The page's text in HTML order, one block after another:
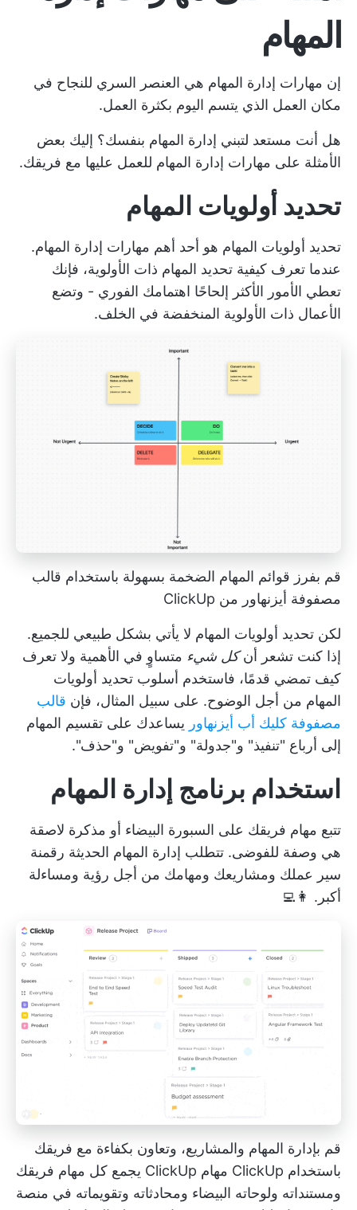
المهام
إن مهارات إدارة المهام هي العنصر السري للنجاح في
مكان العمل الذي يتسم اليوم بكثرة العمل.
هل أنت مستعد لتبني إدارة المهام بنفسك؟ إليك بعض
الأمثلة على مهارات إدارة المهام للعمل عليها مع فريقك.
تحديد أولويات المهام
تحديد أولويات المهام هو أحد أهم مهارات إدارة المهام.
عندما تعرف كيفية تحديد المهام ذات الأولوية، فإنك
تعطي الأمور الأكثر إلحاحًا اهتمامك الفوري - وتضع
الأعمال ذات الأولوية المنخفضة في الخلف.
قم بفرز قوائم المهام الضخمة بسهولة باستخدام قالب
مصفوفة أيزنهاور من ClickUp
لكن تحديد أولويات المهام لا يأتي بشكل طبيعي للجميع.
إذا كنت تشعر أنكل شيء متساوٍ في الأهمية ولا تعرف
كيف تمضي قدمًا، فاستخدم أسلوب تحديد أولويات
المهام من أجل الوضوح. على سبيل المثال، فإن قالب
مصفوفة كليك أب أيزنهاور يساعدك على تقسيم المهام
إلى أرباع "تنفيذ" و"جدولة" و"تفويض" و"حذف".
استخدام برنامج إدارة المهام
تتبع مهام فريقك على السبورة البيضاء أو مذكرة لاصقة
هي وصفة للفوضى. تتطلب إدارة المهام الحديثة رقمنة
سير عملك ومشاريعك ومهامك من أجل رؤية ومساءلة
أكبر. 👩‍💻
قم بإدارة المهام والمشاريع، وتعاون بكفاءة مع فريقك
باستخدام ClickUp
مهام ClickUp
يجمع كل مهام فريقك
ومستنداته ولوحاته البيضاء ومحادثاته وتقويماته في منصة